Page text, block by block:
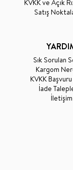
KVKK ve Açık
Satış
Sık Sorulan
Kargom
KVKK
İade
İletişim